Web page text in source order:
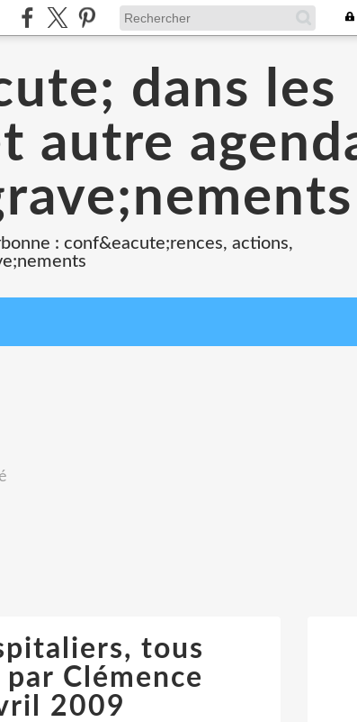
dans les
autre
: conf&eacute;rences, actions,
tous
Clémence
2009